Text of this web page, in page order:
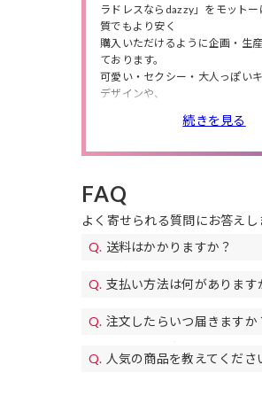
ラドレスならdazzy」をモット
質でもより安く
購入いただけるように企画・生
ております。
可愛い・セクシー・大人っぽい
デザインや、
私服や同伴で使えるワンピースも
シチュエーションやニーズによっ
べます。
お得なクーポンも配布!下着やア
土日祝日も午後遅くまで当日発送
すぐにお届けします。
続きを見る
FAQ
よく寄せられる質問にお答え
送料はかかりますか？
11,000円(税込)以上のご注
になります。毎月イベント
日もあります。
支払い方法は何があります
ャリア決済、RPay(楽天
い、Paidyがご利用いただけ
注文したらいつ届きますか
祝日は15時までのご注文を
日発送いたします。地域ご
人気の商品を教えてくださ
デイジーストアで人気の商